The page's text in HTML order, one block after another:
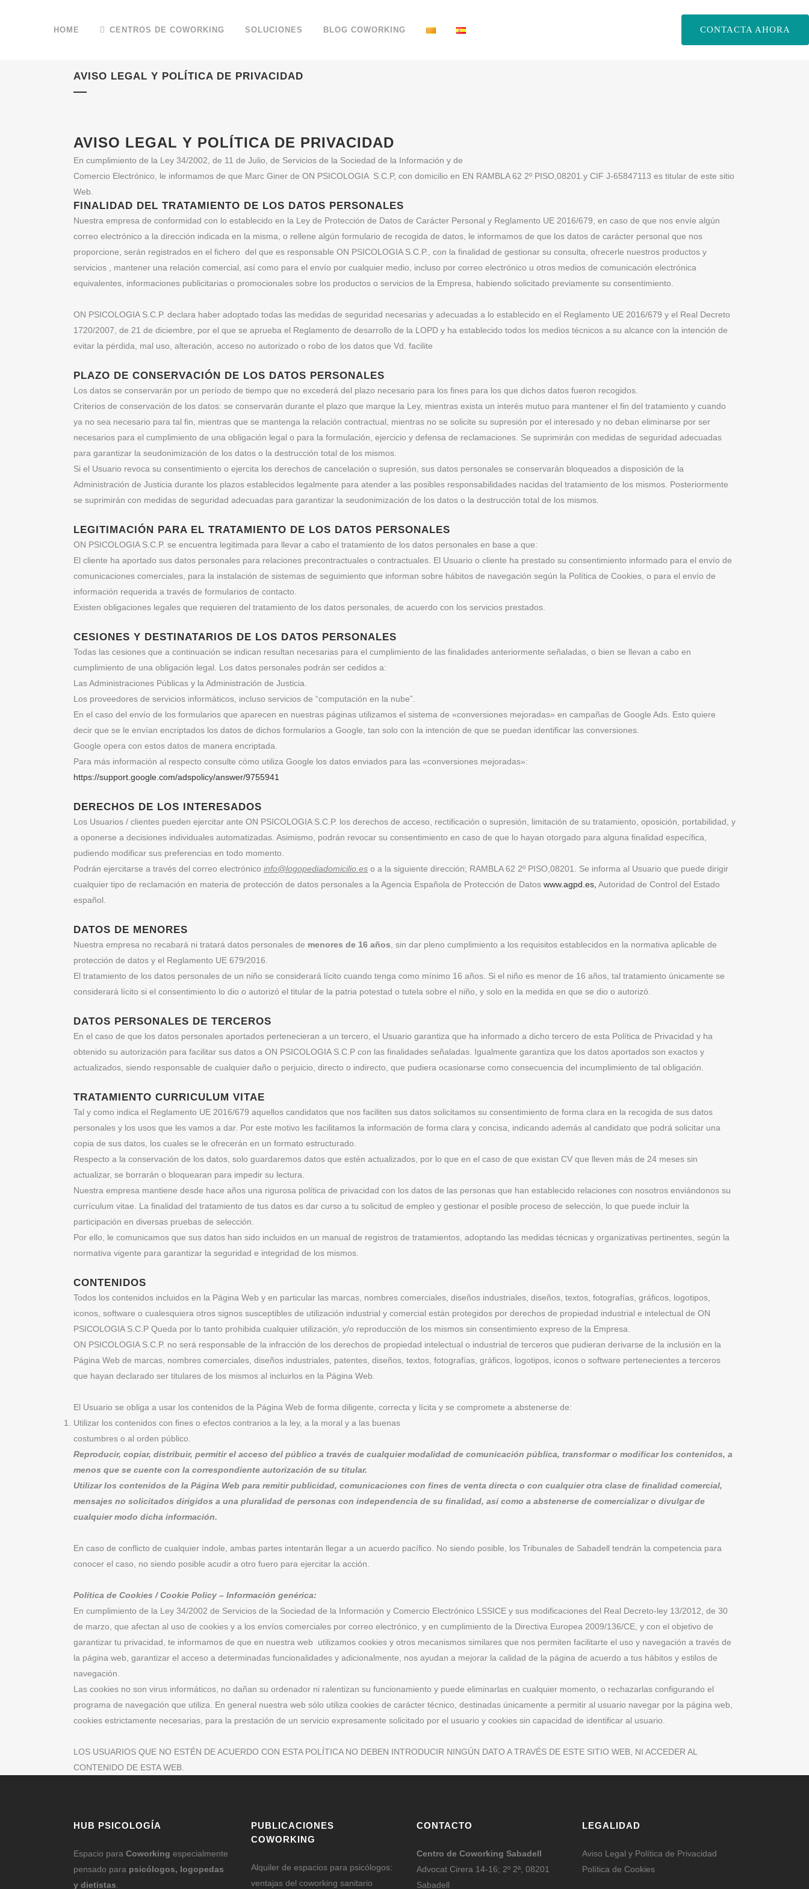
CONTACTA AHORA
HOME CENTROS DE COWORKING SOLUCIONES BLOG COWORKING
AVISO LEGAL Y POLÍTICA DE PRIVACIDAD
AVISO LEGAL Y POLÍTICA DE PRIVACIDAD
En cumplimiento de la Ley 34/2002, de 11 de Julio, de Servicios de la Sociedad de la Información y de
Comercio Electrónico, le informamos de que Marc Giner de ON PSICOLOGIA S.C.P, con domicilio en EN RAMBLA 62 2º PISO,08201.y CIF J-65847113 es titular de este sitio
Web.
FINALIDAD DEL TRATAMIENTO DE LOS DATOS PERSONALES
Nuestra empresa de conformidad con lo establecido en la Ley de Protección de Datos de Carácter Personal y Reglamento UE 2016/679, en caso de que nos envíe algún
correo electrónico a la dirección indicada en la misma, o rellene algún formulario de recogida de datos, le informamos de que los datos de carácter personal que nos
proporcione, serán registrados en el fichero del que es responsable ON PSICOLOGIA S.C.P., con la finalidad de gestionar su consulta, ofrecerle nuestros productos y
servicios , mantener una relación comercial, así como para el envío por cualquier medio, incluso por correo electrónico u otros medios de comunicación electrónica
equivalentes, informaciones publicitarias o promocionales sobre los productos o servicios de la Empresa, habiendo solicitado previamente su consentimiento.
ON PSICOLOGIA S.C.P. declara haber adoptado todas las medidas de seguridad necesarias y adecuadas a lo establecido en el Reglamento UE 2016/679 y el Real Decreto
1720/2007, de 21 de diciembre, por el que se aprueba el Reglamento de desarrollo de la LOPD y ha establecido todos los medios técnicos a su alcance con la intención de
evitar la pérdida, mal uso, alteración, acceso no autorizado o robo de los datos que Vd. facilite
PLAZO DE CONSERVACIÓN DE LOS DATOS PERSONALES
Los datos se conservarán por un período de tiempo que no excederá del plazo necesario para los fines para los que dichos datos fueron recogidos.
Criterios de conservación de los datos: se conservarán durante el plazo que marque la Ley, mientras exista un interés mutuo para mantener el fin del tratamiento y cuando
ya no sea necesario para tal fin, mientras que se mantenga la relación contractual, mientras no se solicite su supresión por el interesado y no deban eliminarse por ser
necesarios para el cumplimiento de una obligación legal o para la formulación, ejercicio y defensa de reclamaciones. Se suprimirán con medidas de seguridad adecuadas
para garantizar la seudonimización de los datos o la destrucción total de los mismos.
Si el Usuario revoca su consentimiento o ejercita los derechos de cancelación o supresión, sus datos personales se conservarán bloqueados a disposición de la
Administración de Justicia durante los plazos establecidos legalmente para atender a las posibles responsabilidades nacidas del tratamiento de los mismos. Posteriormente
se suprimirán con medidas de seguridad adecuadas para garantizar la seudonimización de los datos o la destrucción total de los mismos.
LEGITIMACIÓN PARA EL TRATAMIENTO DE LOS DATOS PERSONALES
ON PSICOLOGIA S.C.P. se encuentra legitimada para llevar a cabo el tratamiento de los datos personales en base a que:
El cliente ha aportado sus datos personales para relaciones precontractuales o contractuales. El Usuario o cliente ha prestado su consentimiento informado para el envío de
comunicaciones comerciales, para la instalación de sistemas de seguimiento que informan sobre hábitos de navegación según la Política de Cookies, o para el envío de
información requerida a través de formularios de contacto.
Existen obligaciones legales que requieren del tratamiento de los datos personales, de acuerdo con los servicios prestados.
CESIONES Y DESTINATARIOS DE LOS DATOS PERSONALES
Todas las cesiones que a continuación se indican resultan necesarias para el cumplimiento de las finalidades anteriormente señaladas, o bien se llevan a cabo en
cumplimiento de una obligación legal. Los datos personales podrán ser cedidos a:
Las Administraciones Públicas y la Administración de Justicia.
Los proveedores de servicios informáticos, incluso servicios de “computación en la nube”.
En el caso del envío de los formularios que aparecen en nuestras páginas utilizamos el sistema de «conversiones mejoradas» en campañas de Google Ads. Esto quiere
decir que se le envían encriptados los datos de dichos formularios a Google, tan solo con la intención de que se puedan identificar las conversiones.
Google opera con estos datos de manera encriptada.
Para más información al respecto consulte cómo utiliza Google los datos enviados para las «conversiones mejoradas»:
https://support.google.com/adspolicy/answer/9755941
DERECHOS DE LOS INTERESADOS
Los Usuarios / clientes pueden ejercitar ante ON PSICOLOGIA S.C.P. los derechos de acceso, rectificación o supresión, limitación de su tratamiento, oposición, portabilidad, y
a oponerse a decisiones individuales automatizadas. Asimismo, podrán revocar su consentimiento en caso de que lo hayan otorgado para alguna finalidad específica,
pudiendo modificar sus preferencias en todo momento.
Podrán ejercitarse a través del correo electrónico info@logopediadomicilio.es o a la siguiente dirección; RAMBLA 62 2º PISO,08201. Se informa al Usuario que puede dirigir
cualquier tipo de reclamación en materia de protección de datos personales a la Agencia Española de Protección de Datos www.agpd.es, Autoridad de Control del Estado
español.
DATOS DE MENORES
Nuestra empresa no recabará ni tratará datos personales de menores de 16 años , sin dar pleno cumplimiento a los requisitos establecidos en la normativa aplicable de
protección de datos y el Reglamento UE 679/2016.
El tratamiento de los datos personales de un niño se considerará lícito cuando tenga como mínimo 16 años. Si el niño es menor de 16 años, tal tratamiento únicamente se
considerará lícito si el consentimiento lo dio o autorizó el titular de la patria potestad o tutela sobre el niño, y solo en la medida en que se dio o autorizó.
DATOS PERSONALES DE TERCEROS
En el caso de que los datos personales aportados pertenecieran a un tercero, el Usuario garantiza que ha informado a dicho tercero de esta Política de Privacidad y ha
obtenido su autorización para facilitar sus datos a ON PSICOLOGIA S.C.P con las finalidades señaladas. Igualmente garantiza que los datos aportados son exactos y
actualizados, siendo responsable de cualquier daño o perjuicio, directo o indirecto, que pudiera ocasionarse como consecuencia del incumplimiento de tal obligación.
TRATAMIENTO CURRICULUM VITAE
Tal y como indica el Reglamento UE 2016/679 aquellos candidatos que nos faciliten sus datos solicitamos su consentimiento de forma clara en la recogida de sus datos
personales y los usos que les vamos a dar. Por este motivo les facilitamos la información de forma clara y concisa, indicando además al candidato que podrá solicitar una
copia de sus datos, los cuales se le ofrecerán en un formato estructurado.
Respecto a la conservación de los datos, solo guardaremos datos que estén actualizados, por lo que en el caso de que existan CV que lleven más de 24 meses sin
actualizar, se borrarán o bloquearan para impedir su lectura.
Nuestra empresa mantiene desde hace años una rigurosa política de privacidad con los datos de las personas que han establecido relaciones con nosotros enviándonos su
currículum vitae. La finalidad del tratamiento de tus datos es dar curso a tu solicitud de empleo y gestionar el posible proceso de selección, lo que puede incluir la
participación en diversas pruebas de selección.
Por ello, le comunicamos que sus datos han sido incluidos en un manual de registros de tratamientos, adoptando las medidas técnicas y organizativas pertinentes, según la
normativa vigente para garantizar la seguridad e integridad de los mismos.
CONTENIDOS
Todos los contenidos incluidos en la Página Web y en particular las marcas, nombres comerciales, diseños industriales, diseños, textos, fotografías, gráficos, logotipos,
iconos, software o cualesquiera otros signos susceptibles de utilización industrial y comercial están protegidos por derechos de propiedad industrial e intelectual de ON
PSICOLOGIA S.C.P Queda por lo tanto prohibida cualquier utilización, y/o reproducción de los mismos sin consentimiento expreso de la Empresa.
ON PSICOLOGIA S.C.P. no será responsable de la infracción de los derechos de propiedad intelectual o industrial de terceros que pudieran derivarse de la inclusión en la
Página Web de marcas, nombres comerciales, diseños industriales, patentes, diseños, textos, fotografías, gráficos, logotipos, iconos o software pertenecientes a terceros
que hayan declarado ser titulares de los mismos al incluirlos en la Página Web.
El Usuario se obliga a usar los contenidos de la Página Web de forma diligente, correcta y lícita y se compromete a abstenerse de:
Utilizar los contenidos con fines o efectos contrarios a la ley, a la moral y a las buenas
costumbres o al orden público.
Reproducir, copiar, distribuir, permitir el acceso del público a través de cualquier modalidad de comunicación pública, transformar o modificar los contenidos, a
menos que se cuente con la correspondiente autorización de su titular.
Utilizar los contenidos de la Página Web para remitir publicidad, comunicaciones con fines de venta directa o con cualquier otra clase de finalidad comercial,
mensajes no solicitados dirigidos a una pluralidad de personas con independencia de su finalidad, así como a abstenerse de comercializar o divulgar de
cualquier modo dicha información.
En caso de conflicto de cualquier índole, ambas partes intentarán llegar a un acuerdo pacífico. No siendo posible, los Tribunales de Sabadell tendrán la competencia para
conocer el caso, no siendo posible acudir a otro fuero para ejercitar la acción.
Política de Cookies / Cookie Policy – Información genérica:
En cumplimiento de la Ley 34/2002 de Servicios de la Sociedad de la Información y Comercio Electrónico LSSICE y sus modificaciones del Real Decreto-ley 13/2012, de 30
de marzo, que afectan al uso de cookies y a los envíos comerciales por correo electrónico, y en cumplimiento de la Directiva Europea 2009/136/CE, y con el objetivo de
garantizar tu privacidad, te informamos de que en nuestra web utilizamos cookies y otros mecanismos similares que nos permiten facilitarte el uso y navegación a través de
la página web, garantizar el acceso a determinadas funcionalidades y adicionalmente, nos ayudan a mejorar la calidad de la página de acuerdo a tus hábitos y estilos de
navegación.
Las cookies no son virus informáticos, no dañan su ordenador ni ralentizan su funcionamiento y puede eliminarlas en cualquier momento, o rechazarlas configurando el
programa de navegación que utiliza. En general nuestra web sólo utiliza cookies de carácter técnico, destinadas únicamente a permitir al usuario navegar por la página web,
cookies estrictamente necesarias, para la prestación de un servicio expresamente solicitado por el usuario y cookies sin capacidad de identificar al usuario.
LOS USUARIOS QUE NO ESTÉN DE ACUERDO CON ESTA POLÍTICA NO DEBEN INTRODUCIR NINGÚN DATO A TRAVÉS DE ESTE SITIO WEB, NI ACCEDER AL
CONTENIDO DE ESTA WEB.
HUB PSICOLOGÍA
Espacio para Coworking especialmente
pensado para psicólogos, logopedas
y dietistas
PUBLICACIONES
COWORKING
Alquiler de espacios para psicólogos:
ventajas del coworking sanitario
CONTACTO
Centro de Coworking Sabadell
Advocat Cirera 14-16; 2º 2ª, 08201
Sabadell
LEGALIDAD
Aviso Legal y Política de Privacidad
Política de Cookies